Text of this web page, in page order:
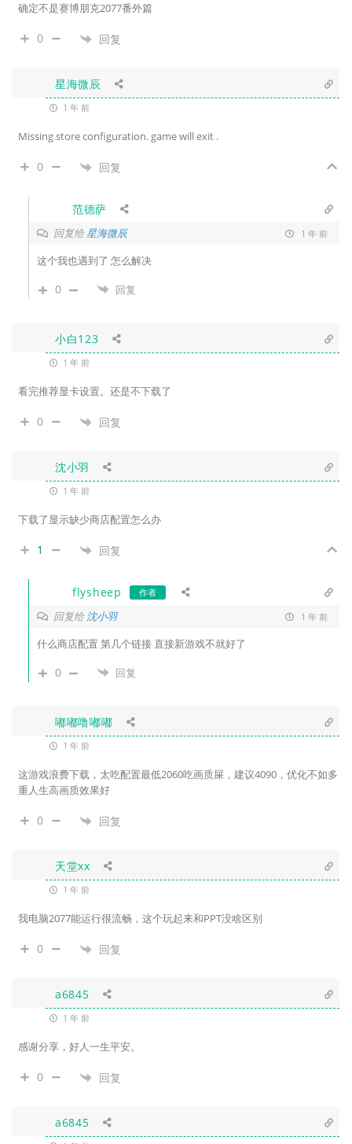
确定不是赛博朋克2077番外篇
0 回复
星海微辰
1 年 前
Missing store configuration. game will exit .
0 回复
范德萨
回复给星海微辰 1 年 前
这个我也遇到了 怎么解决
0 回复
小白123
1 年 前
看完推荐显卡设置。还是不下载了
0 回复
沈小羽
1 年 前
下载了显示缺少商店配置怎么办
1 回复
flysheep 作者
回复给沈小羽 1 年 前
什么商店配置 第几个链接 直接新游戏不就好了
0 回复
嘟嘟噜嘟嘟
1 年 前
这游戏浪费下载，太吃配置最低2060吃画质屎，建议4090，优化不如多
重人生高画质效果好
0 回复
天堂xx
1 年 前
我电脑2077能运行很流畅，这个玩起来和PPT没啥区别
0 回复
a6845
1 年 前
感谢分享，好人一生平安。
0 回复
a6845